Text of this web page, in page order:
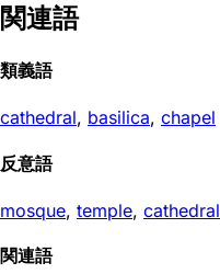
関連語
類義語
cathedral, basilica, chapel
反意語
mosque, temple, cathedral
関連語